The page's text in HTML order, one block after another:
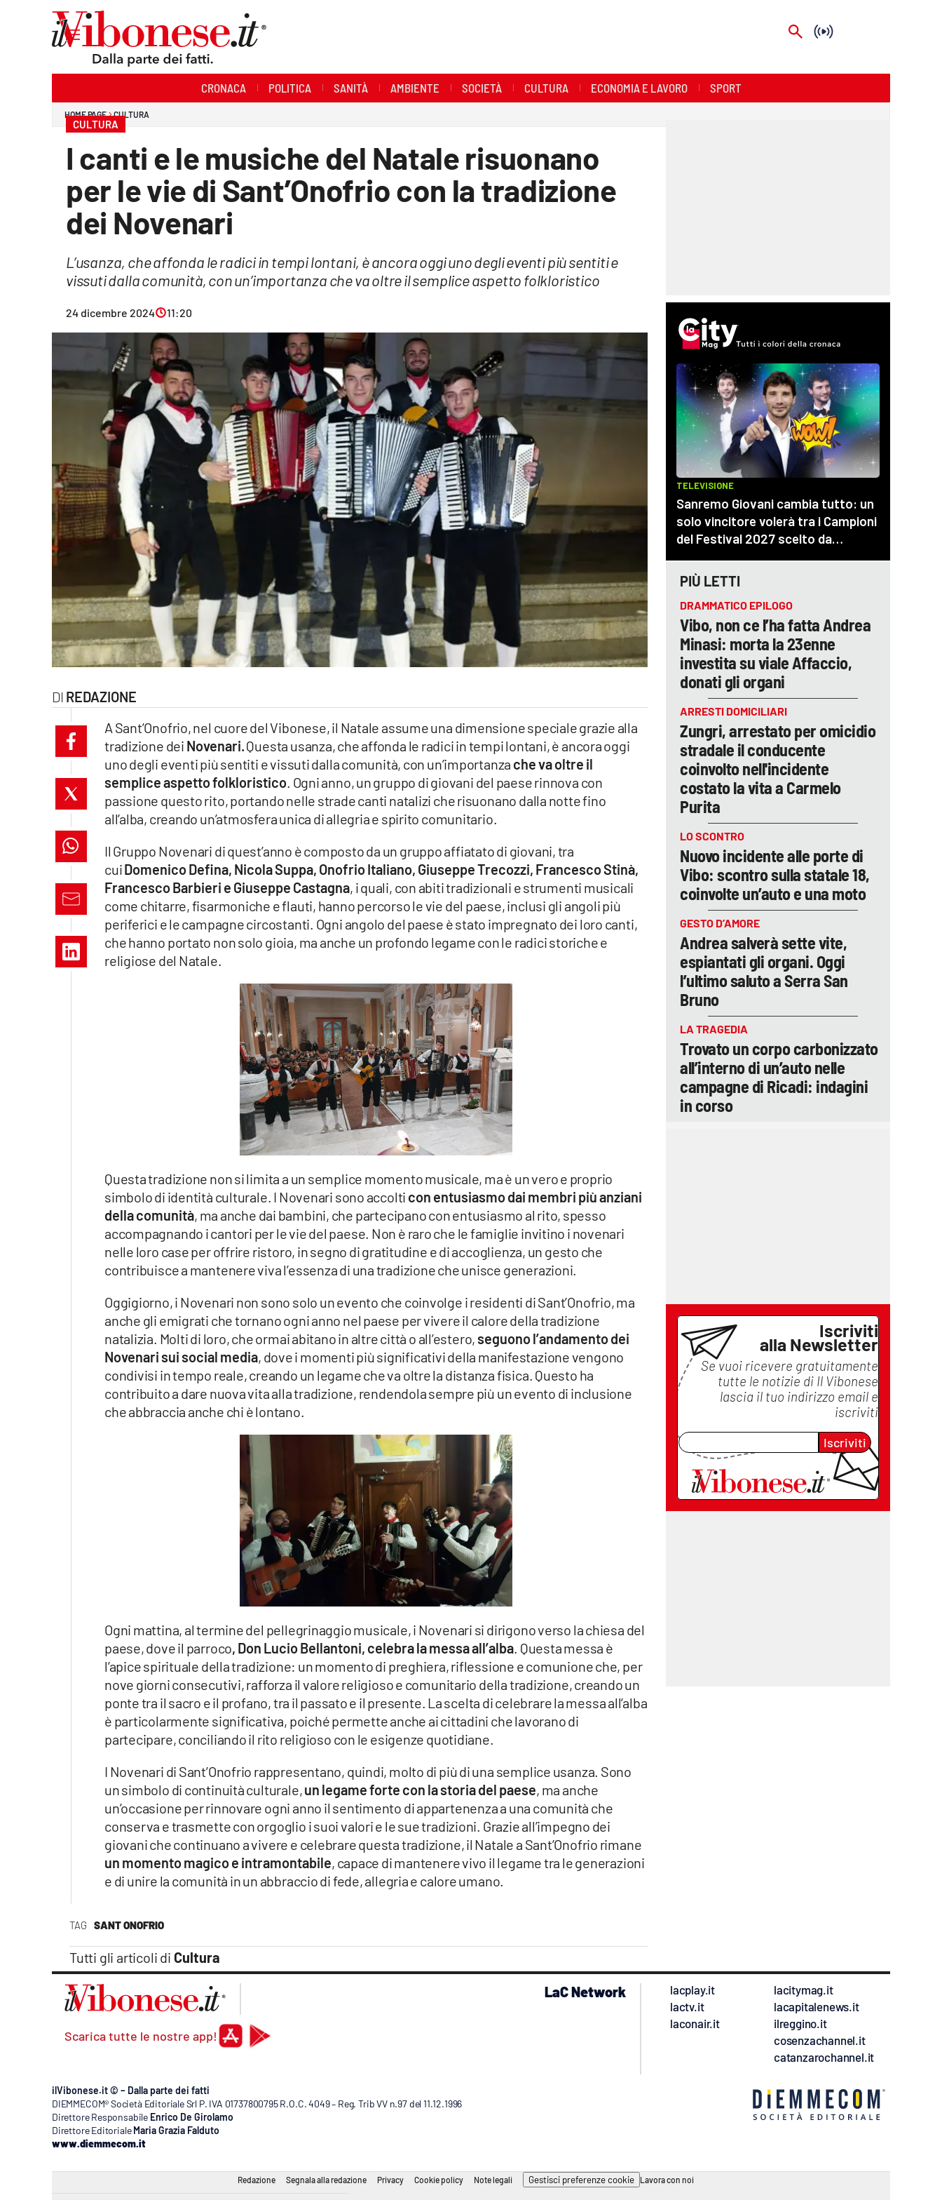
Lac Network
ilvibonese.it
catanzarochannel.it
lacapitalenews.it
CRONACA POLITICA SANITÀ AMBIENTE SOCIETÀ CULTURA ECONOMIA E LAVORO SPORT
HOME PAGE CULTURA
CULTURA
I canti e le musiche del Natale risuonano
per le vie di Sant’Onofrio con la tradizione
dei Novenari
L’usanza, che affonda le radici in tempi lontani, è ancora oggi uno degli eventi più sentiti e
vissuti dalla comunità, con un’importanza che va oltre il semplice aspetto folkloristico
24 dicembre 2024 11:20
REDAZIONE
TAG SANT ONOFRIO
Tutti gli articoli di Cultura
A Sant’Onofrio, nel cuore del Vibonese, il Natale assume una dimensione speciale grazie alla
tradizione dei Novenari.Questa usanza, che affonda le radici in tempi lontani, è ancora oggi
uno degli eventi più sentiti e vissuti dalla comunità, con un’importanza che va oltre il
semplice aspetto folkloristico. Ogni anno, un gruppo di giovani del paese rinnova con
passione questo rito, portando nelle strade canti natalizi che risuonano dalla notte fino
all’alba, creando un’atmosfera unica di allegria e spirito comunitario.
Il Gruppo Novenari di quest’anno è composto da un gruppo affiatato di giovani, tra
cuiDomenico Defina, Nicola Suppa, Onofrio Italiano, Giuseppe Trecozzi, Francesco Stinà,
Francesco Barbieri e Giuseppe Castagna, i quali, con abiti tradizionali e strumenti musicali
come chitarre, fisarmoniche e flauti, hanno percorso le vie del paese, inclusi gli angoli più
periferici e le campagne circostanti. Ogni angolo del paese è stato impregnato dei loro canti,
che hanno portato non solo gioia, ma anche un profondo legame con le radici storiche e
religiose del Natale.
Questa tradizione non si limita a un semplice momento musicale, ma è un vero e proprio
simbolo di identità culturale. I Novenari sono accolti con entusiasmo dai membri più anziani
della comunità, ma anche dai bambini, che partecipano con entusiasmo al rito, spesso
accompagnando i cantori per le vie del paese. Non è raro che le famiglie invitino i novenari
nelle loro case per offrire ristoro, in segno di gratitudine e di accoglienza, un gesto che
contribuisce a mantenere viva l’essenza di una tradizione che unisce generazioni.
Oggigiorno, i Novenari non sono solo un evento che coinvolge i residenti di Sant’Onofrio, ma
anche gli emigrati che tornano ogni anno nel paese per vivere il calore della tradizione
natalizia. Molti di loro, che ormai abitano in altre città o all’estero, seguono l’andamento dei
Novenari sui social media, dove i momenti più significativi della manifestazione vengono
condivisi in tempo reale, creando un legame che va oltre la distanza fisica. Questo ha
contribuito a dare nuova vita alla tradizione, rendendola sempre più un evento di inclusione
che abbraccia anche chi è lontano.
Ogni mattina, al termine del pellegrinaggio musicale, i Novenari si dirigono verso la chiesa del
paese, dove il parroco, Don Lucio Bellantoni, celebra la messa all’alba. Questa messa è
l’apice spirituale della tradizione: un momento di preghiera, riflessione e comunione che, per
nove giorni consecutivi, rafforza il valore religioso e comunitario della tradizione, creando un
ponte tra il sacro e il profano, tra il passato e il presente. La scelta di celebrare la messa all’alba
è particolarmente significativa, poiché permette anche ai cittadini che lavorano di
partecipare, conciliando il rito religioso con le esigenze quotidiane.
I Novenari di Sant’Onofrio rappresentano, quindi, molto di più di una semplice usanza. Sono
un simbolo di continuità culturale,un legame forte con la storia del paese, ma anche
un’occasione per rinnovare ogni anno il sentimento di appartenenza a una comunità che
conserva e trasmette con orgoglio i suoi valori e le sue tradizioni. Grazie all’impegno dei
giovani che continuano a vivere e celebrare questa tradizione, il Natale a Sant’Onofrio rimane
un momento magico e intramontabile, capace di mantenere vivo il legame tra le generazioni
e di unire la comunità in un abbraccio di fede, allegria e calore umano.
PIÙ LETTI
DRAMMATICO EPILOGO
Vibo, non ce l’ha fatta Andrea
Minasi: morta la 23enne
investita su viale Affaccio,
donati gli organi
ARRESTI DOMICILIARI
Zungri, arrestato per omicidio
stradale il conducente
coinvolto nell'incidente
costato la vita a Carmelo
Purita
LO SCONTRO
Nuovo incidente alle porte di
Vibo: scontro sulla statale 18,
coinvolte un’auto e una moto
GESTO D’AMORE
Andrea salverà sette vite,
espiantati gli organi. Oggi
l’ultimo saluto a Serra San
Bruno
LA TRAGEDIA
Trovato un corpo carbonizzato
all’interno di un’auto nelle
campagne di Ricadi: indagini
in corso
Iscriviti
alla Newsletter
Se vuoi ricevere gratuitamente
tutte le notizie di Il Vibonese
lascia il tuo indirizzo email e
iscriviti
Iscriviti
Scarica tutte le nostre app!
LaC Network
lacplay.it
lactv.it
laconair.it
lacitymag.it
lacapitalenews.it
ilreggino.it
cosenzachannel.it
catanzarochannel.it
ilVibonese.it © – Dalla parte dei fatti
DIEMMECOM® Società Editoriale Srl P. IVA 01737800795 R.O.C. 4049 – Reg. Trib VV n.97 del 11.12.1996
Direttore Responsabile Enrico De Girolamo
Direttore Editoriale Maria Grazia Falduto
www.diemmecom.it
Redazione Segnala alla redazione Privacy Cookie policy Note legali Gestisci preferenze cookie Lavora con noi